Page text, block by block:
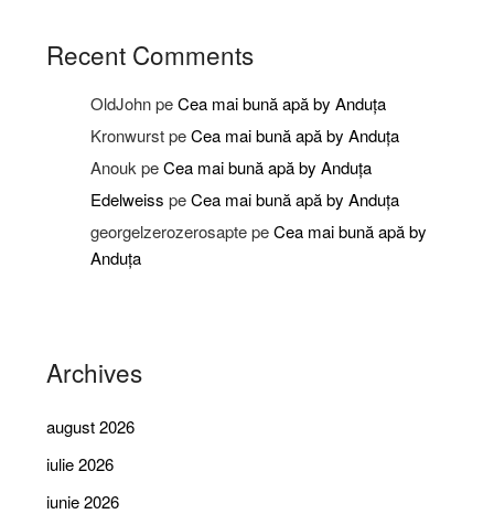
Recent Comments
OldJohnpeCea mai bună apă by Anduța
KronwurstpeCea mai bună apă by Anduța
AnoukpeCea mai bună apă by Anduța
Edelweiss peCea mai bună apă by Anduța
georgelzerozerosaptepeCea mai bună apă by
Anduța
Archives
august 2026
iulie 2026
iunie 2026